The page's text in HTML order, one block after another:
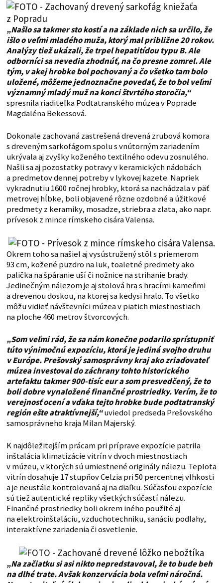
„Našlo sa takmer sto kostí a na základe nich sa určilo, že
išlo o veľmi mladého muža, ktorý mal približne 20 rokov.
Analýzy tiež ukázali, že trpel hepatitídou typu B. Ale
odborníci sa nevedia zhodnúť, na čo presne zomrel. Ale
tým, v akej hrobke bol pochovaný a čo všetko tam bolo
uložené, môžeme jednoznačne povedať, že to bol veľmi
významný mladý muž na konci štvrtého storočia,“
spresnila riaditeľka Podtatranského múzea v Poprade
Magdaléna Bekessová.
Dokonale zachovaná zastrešená drevená zrubová komora
s dreveným sarkofágom spolu s vnútorným zariadením
ukrývala aj zvyšky koženého textilného odevu zosnulého.
Našli sa aj pozostatky potravy v keramických nádobách
a predmetov dennej potreby v lykovej kazete. Napriek
vykradnutiu 1600 ročnej hrobky, ktorá sa nachádzala v päť
metrovej hĺbke, boli objavené rôzne ozdobné a úžitkové
predmety z keramiky, mosadze, striebra a zlata, ako napr.
prívesok z mince rímskeho cisára Valensa.
Okrem toho sa našiel aj vysústružený stôl s priemerom
93 cm, kožené puzdro na luk, toaletné predmety ako
palička na špáranie uší či nožnice na strihanie brady.
Jedinečným nálezom je aj stolová hra s hracími kameňmi
a drevenou doskou, na ktorej sa kedysi hralo. To všetko
môžu vidieť návštevníci múzea v piatich miestnostiach
na ploche 460 metrov štvorcových.
„Som veľmi rád, že sa nám konečne podarilo sprístupniť
túto výnimočnú expozíciu, ktorá je jediná svojho druhu
v Európe. Prešovský samosprávny kraj ako zriaďovateľ
múzea investoval do záchrany tohto historického
artefaktu takmer 900-tisíc eur a som presvedčený, že to
boli dobre vynaložené finančné prostriedky. Verím, že to
verejnosť ocení a vďaka tejto hrobke bude podtatranský
región ešte atraktívnejší,“uviedol predseda Prešovského
samosprávneho kraja Milan Majerský.
K najdôležitejším prácam pri príprave expozície patrila
inštalácia klimatizácie vitrín v dvoch miestnostiach
v múzeu, v ktorých sú umiestnené originály nálezu. Teplota
vitrín dosahuje 17 stupňov Celzia pri 50 percentnej vlhkosti
a je neustále kontrolovaná aj na diaľku. Súčasťou expozície
sú tiež autentické repliky všetkých súčastí nálezu.
Finančné prostriedky boli okrem iného použité aj
na elektroinštaláciu, vzduchotechniku, sanáciu podlahy,
interaktívne zariadenia či osvetlenie.
„Na začiatku si asi nikto nepredstavoval, že to bude beh
na dlhé trate. Avšak konzervácia bola veľmi náročná.